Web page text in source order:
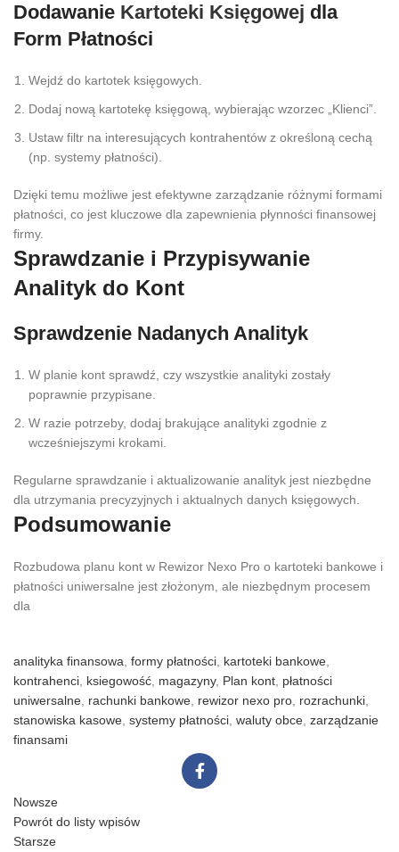
Dodawanie Kartoteki Księgowej dla
Form Płatności
Wejdź do kartotek księgowych.
Dodaj nową kartotekę księgową, wybierając wzorzec „Klienci”.
Ustaw filtr na interesujących kontrahentów z określoną cechą
(np. systemy płatności).
Dzięki temu możliwe jest efektywne zarządzanie różnymi formami
płatności, co jest kluczowe dla zapewnienia płynności finansowej
firmy.
Sprawdzanie i Przypisywanie
Analityk do Kont
Sprawdzenie Nadanych Analityk
W planie kont sprawdź, czy wszystkie analityki zostały
poprawnie przypisane.
W razie potrzeby, dodaj brakujące analityki zgodnie z
wcześniejszymi krokami.
Regularne sprawdzanie i aktualizowanie analityk jest niezbędne
dla utrzymania precyzyjnych i aktualnych danych księgowych.
Podsumowanie
Rozbudowa planu kont w Rewizor Nexo Pro o kartoteki bankowe i
płatności uniwersalne jest złożonym, ale niezbędnym procesem
dla
analityka finansowa formy płatności kartoteki bankowe
kontrahenci ksiegowość magazyny, Plan kont płatności
uniwersalne rachunki bankowe rewizor nexo pro rozrachunki
stanowiska kasowe systemy płatności waluty obce zarządzanie
finansami
Nowsze
Powrót do listy wpisów
Starsze